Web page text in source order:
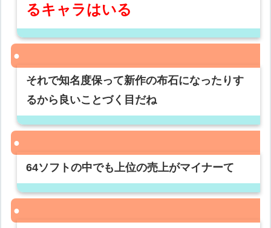
るキャラはいる
それで知名度保って新作の布石になったりす
るから良いことづく目だね
64ソフトの中でも上位の売上がマイナーて